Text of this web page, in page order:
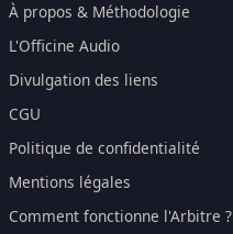
À propos & Méthodologie
L'Officine Audio
Divulgation des liens
CGU
Politique de confidentialité
Mentions légales
Comment fonctionne l'Arbitre ?